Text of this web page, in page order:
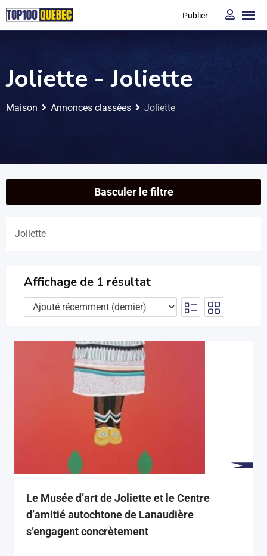
Publier
Joliette - Joliette
Maison Annonces classées Joliette
Basculer le filtre
Joliette
Affichage de 1 résultat
Le Musée d’art de Joliette et le Centre
d’amitié autochtone de Lanaudière
s’engagent concrètement